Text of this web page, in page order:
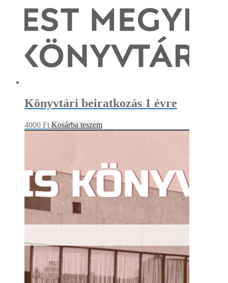
Könyvtári beiratkozás 1 évre
4000 Ft Kosárba teszem